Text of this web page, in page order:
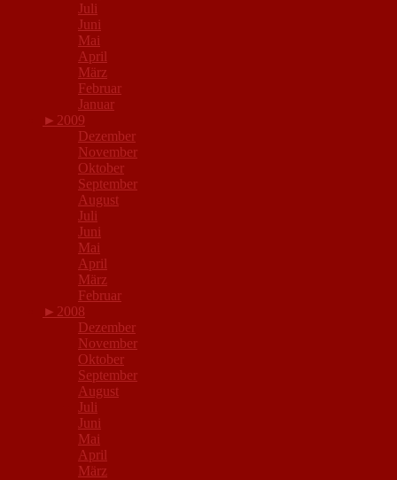
Juli
Juni
Mai
April
März
Februar
Januar
► 2009
Dezember
November
Oktober
September
August
Juli
Juni
Mai
April
März
Februar
► 2008
Dezember
November
Oktober
September
August
Juli
Juni
Mai
April
März